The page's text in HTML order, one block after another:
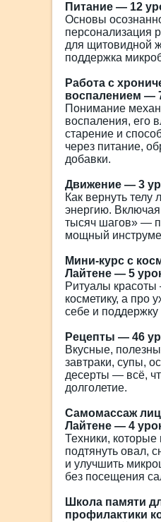
Питание — 12
Основы
персонализация
для щитовидной
поддержка
Работа с
воспалением —
Понимание
воспаления, его
старение и
через питание,
добавки.
Движение — 3
Как вернуть телу
энергию.
тысяч шагов» —
мощный
Мини-курс с
Лайтене — 5
Ритуалы
косметику, а про
себе и поддержку
Рецепты — 46
Вкусные,
завтраки, супы,
десерты — всё,
долголетие.
Самомассаж
Лайтене — 4
Техники, которые
подтянуть овал,
и улучшить
без посещения
Школа памяти
профилактики